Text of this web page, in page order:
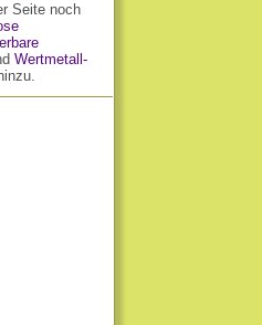
Seite noch
Wertmetall-